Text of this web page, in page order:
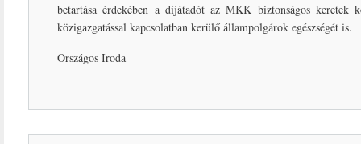
betartása érdekében a díjátadót az MKK biztonságos
közigazgatással kapcsolatban kerülő állampolgárok egészségét is.
Országos Iroda